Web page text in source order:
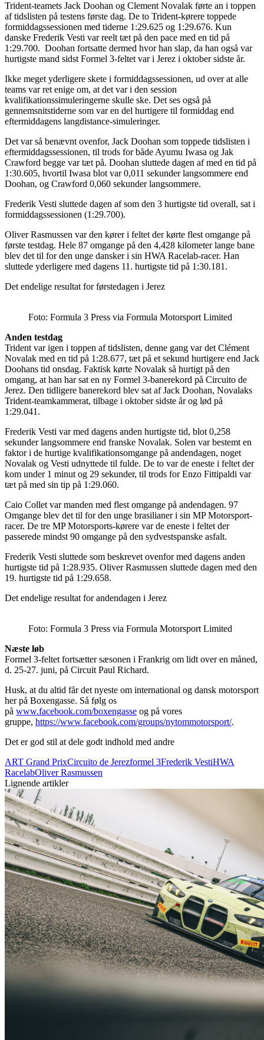
Trident-teamets Jack Doohan og Clement Novalak førte an i toppen
af tidslisten på testens første dag. De to Trident-kørere toppede
formiddagssessionen med tiderne 1:29.625 og 1:29.676. Kun
danske Frederik Vesti var reelt tæt på den pace med en tid på
1:29.700. Doohan fortsatte dermed hvor han slap, da han også var
hurtigste mand sidst Formel 3-feltet var i Jerez i oktober sidste år.
Ikke meget yderligere skete i formiddagssessionen, ud over at alle
teams var ret enige om, at det var i den session
kvalifikationssimuleringerne skulle ske. Det ses også på
gennemsnitstiderne som var en del hurtigere til formiddag end
eftermiddagens langdistance-simuleringer.
Det var så benævnt ovenfor, Jack Doohan som toppede tidslisten i
eftermiddagssessionen, til trods for både Ayumu Iwasa og Jak
Crawford begge var tæt på. Doohan sluttede dagen af med en tid på
1:30.605, hvortil Iwasa blot var 0,011 sekunder langsommere end
Doohan, og Crawford 0,060 sekunder langsommere.
Frederik Vesti sluttede dagen af som den 3 hurtigste tid overall, sat i
formiddagssessionen (1:29.700).
Oliver Rasmussen var den kører i feltet der kørte flest omgange på
første testdag. Hele 87 omgange på den 4,428 kilometer lange bane
blev det til for den unge dansker i sin HWA Racelab-racer. Han
sluttede yderligere med dagens 11. hurtigste tid på 1:30.181.
Det endelige resultat for førstedagen i Jerez
Foto: Formula 3 Press via Formula Motorsport Limited
Anden testdag
Trident var igen i toppen af tidslisten, denne gang var det Clément
Novalak med en tid på 1:28.677, tæt på et sekund hurtigere end Jack
Doohans tid onsdag. Faktisk kørte Novalak så hurtigt på den
omgang, at han har sat en ny Formel 3-banerekord på Circuito de
Jerez. Den tidligere banerekord blev sat af Jack Doohan, Novalaks
Trident-teamkammerat, tilbage i oktober sidste år og lød på
1:29.041.
Frederik Vesti var med dagens anden hurtigste tid, blot 0,258
sekunder langsommere end franske Novalak. Solen var bestemt en
faktor i de hurtige kvalifikationsomgange på andendagen, noget
Novalak og Vesti udnyttede til fulde. De to var de eneste i feltet der
kom under 1 minut og 29 sekunder, til trods for Enzo Fittipaldi var
tæt på med sin tip på 1:29.060.
Caio Collet var manden med flest omgange på andendagen. 97
Omgange blev det til for den unge brasilianer i sin MP Motorsport-
racer. De tre MP Motorsports-kørere var de eneste i feltet der
passerede mindst 90 omgange på den sydvestspanske asfalt.
Frederik Vesti sluttede som beskrevet ovenfor med dagens anden
hurtigste tid på 1:28.935. Oliver Rasmussen sluttede dagen med den
19. hurtigste tid på 1:29.658.
Det endelige resultat for andendagen i Jerez
Foto: Formula 3 Press via Formula Motorsport Limited
Næste løb
Formel 3-feltet fortsætter sæsonen i Frankrig om lidt over en måned,
d. 25-27. juni, på Circuit Paul Richard.
Husk, at du altid får det nyeste om international og dansk motorsport
her på Boxengasse. Så følg os
på www.facebook.com/boxengasse og på vores
gruppe, https://www.facebook.com/groups/nytommotorsport/.
Det er god stil at dele godt indhold med andre
ART Grand PrixCircuito de Jerezformel 3Frederik VestiHWA
RacelabOliver Rasmussen
Lignende artikler